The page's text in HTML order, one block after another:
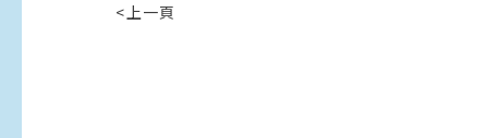
<上一頁